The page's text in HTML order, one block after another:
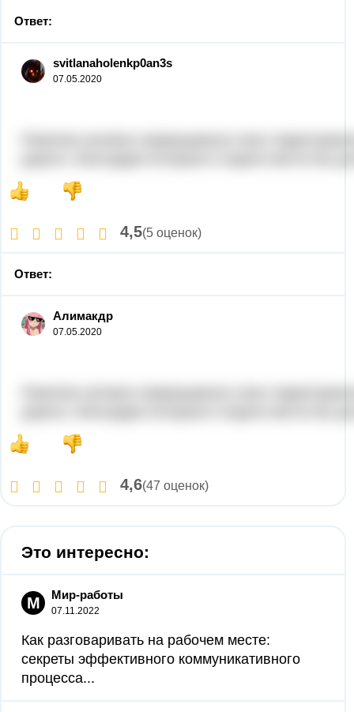
Ответ:
svitlanaholenkp0an3s
07.05.2020
4,5(5 оценок)
Ответ:
Алимакдр
07.05.2020
4,6(47 оценок)
Это интересно:
М Мир-работы
07.11.2022
Как разговаривать на рабочем месте:
секреты эффективного коммуникативного
процесса...